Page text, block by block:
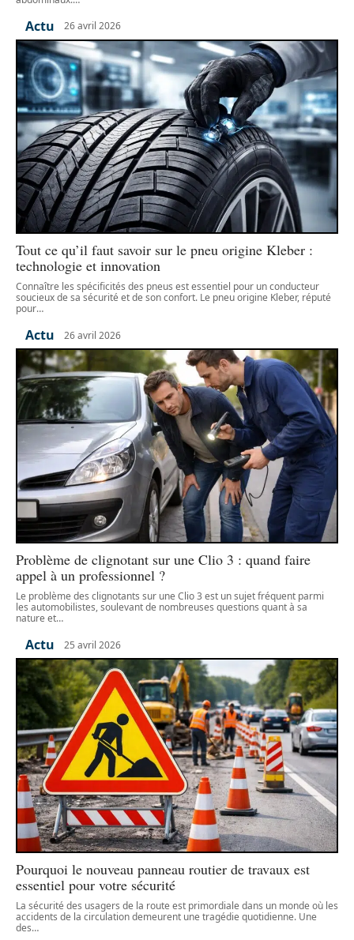
Actu 26 avril 2026
Tout ce qu’il faut savoir sur le pneu origine Kleber :
technologie et innovation
Connaître les spécificités des pneus est essentiel pour un conducteur
soucieux de sa sécurité et de son confort. Le pneu origine Kleber, réputé
pour…
Actu 26 avril 2026
Problème de clignotant sur une Clio 3 : quand faire
appel à un professionnel ?
Le problème des clignotants sur une Clio 3 est un sujet fréquent parmi
les automobilistes, soulevant de nombreuses questions quant à sa
nature et…
Actu 25 avril 2026
Pourquoi le nouveau panneau routier de travaux est
essentiel pour votre sécurité
La sécurité des usagers de la route est primordiale dans un monde où les
accidents de la circulation demeurent une tragédie quotidienne. Une
des…